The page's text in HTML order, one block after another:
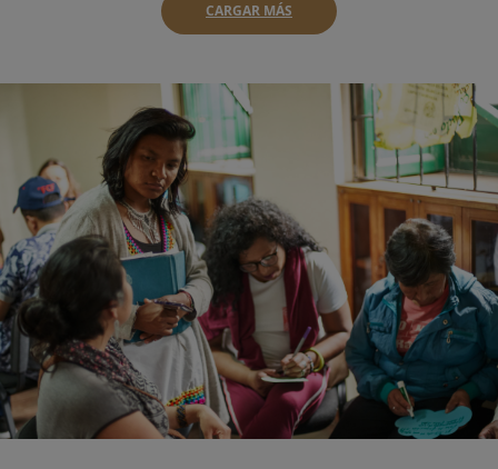
CARGAR MÁS